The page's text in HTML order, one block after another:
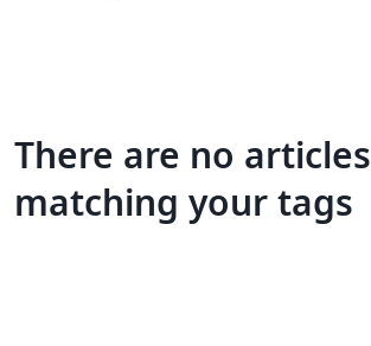
There are no articles
matching your tags